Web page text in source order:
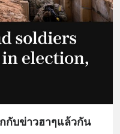
กับข่าวฮาๆแล้วกัน